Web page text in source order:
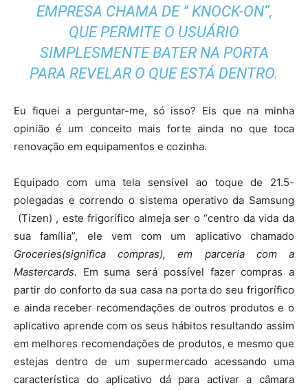
EMPRESA CHAMA DE ”KNOCK-ON“,
QUE PERMITE O USUÁRIO
SIMPLESMENTE BATER NA PORTA
PARA REVELAR O QUE ESTÁ DENTRO.
Eu fiquei a perguntar-me, só isso? Eis que na minha
opinião é um conceito mais forte ainda no que toca
renovação em equipamentos e cozinha.
Equipado com uma tela sensível ao toque de 21.5-
polegadas e correndo o sistema operativo da Samsung
(Tizen) , este frigorífico almeja ser o “centro da vida da
sua família”, ele vem com um aplicativo chamado
Groceries(significa compras), em parceria com a
Mastercards. Em suma será possível fazer compras a
partir do conforto da sua casa na porta do seu frigorífico
e ainda receber recomendações de outros produtos e o
aplicativo aprende com os seus hábitos resultando assim
em melhores recomendações de produtos, e mesmo que
estejas dentro de um supermercado acessando uma
característica do aplicativo dá para activar a câmara